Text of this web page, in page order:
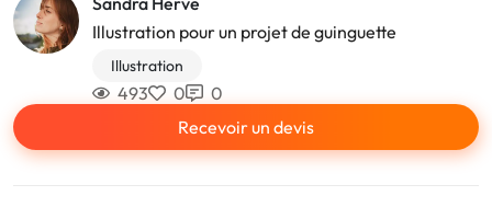
Illustration pour un projet de guinguette
Illustration
493 0
0
Recevoir un devis